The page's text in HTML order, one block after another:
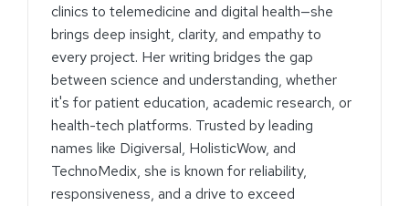
clinics to telemedicine and digital health—she
brings deep insight, clarity, and empathy to
every project. Her writing bridges the gap
between science and understanding, whether
it's for patient education, academic research, or
health-tech platforms. Trusted by leading
names like Digiversal, HolisticWow, and
TechnoMedix, she is known for reliability,
responsiveness, and a drive to exceed